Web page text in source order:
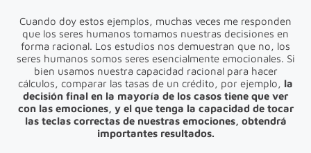
Cuando doy estos ejemplos, muchas veces me responden
que los seres humanos tomamos nuestras decisiones en
forma racional. Los estudios nos demuestran que no, los
seres humanos somos seres esencialmente emocionales. Si
bien usamos nuestra capacidad racional para hacer
cálculos, comparar las tasas de un crédito, por ejemplo, la
decisión final en la mayoría de los casos tiene que ver
con las emociones, y el que tenga la capacidad de tocar
las teclas correctas de nuestras emociones, obtendrá
importantes resultados.